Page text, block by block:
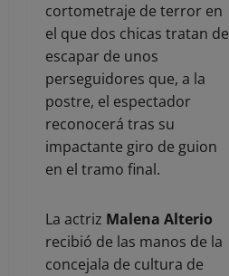
cortometraje de terror en
el que dos chicas tratan de
escapar de unos
perseguidores que, a la
postre, el espectador
reconocerá tras su
impactante giro de guion
en el tramo final.
La actriz Malena Alterio
recibió de las manos de la
concejala de cultura de